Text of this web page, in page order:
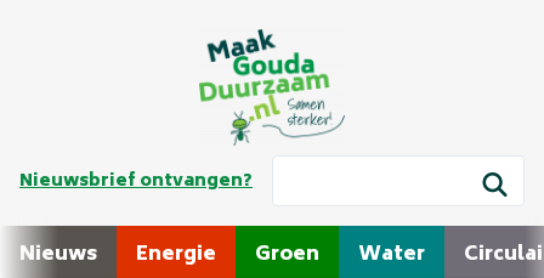
Nieuwsbrief ontvangen?
Nieuws Energie Groen Water